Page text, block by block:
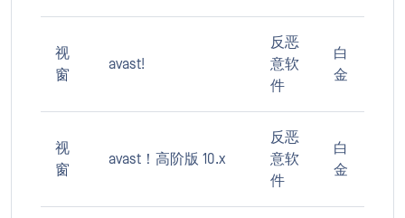
视
窗
avast!
反恶
意软
件
白
金
视
窗
avast！高阶版 10.x
反恶
意软
件
白
金